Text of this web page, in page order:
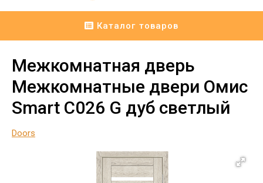
Каталог товаров
Межкомнатная дверь
Межкомнатные двери Омис
Smart C026 G дуб светлый
Doors